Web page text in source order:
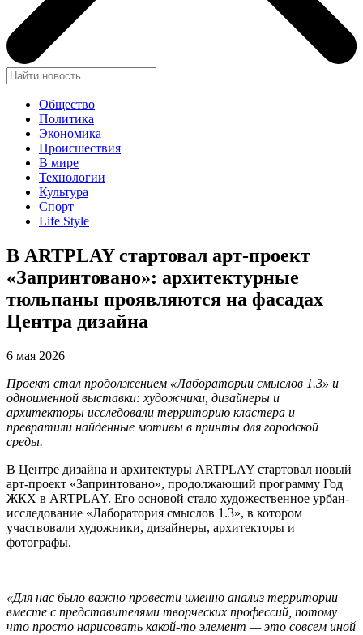
Общество
Политика
Экономика
Происшествия
В мире
Технологии
Культура
Спорт
Life Style
В ARTPLAY стартовал арт-проект
«Запринтовано»: архитектурные
тюльпаны проявляются на фасадах
Центра дизайна
6 мая 2026
Проект стал продолжением «Лаборатории смыслов 1.3» и
одноименной выставки: художники, дизайнеры и
архитекторы исследовали территорию кластера и
превратили найденные мотивы в принты для городской
среды.
В Центре дизайна и архитектуры ARTPLAY стартовал новый
арт-проект «Запринтовано», продолжающий программу Год
ЖКХ в ARTPLAY. Его основой стало художественное урбан-
исследование «Лаборатория смыслов 1.3», в котором
участвовали художники, дизайнеры, архитекторы и
фотографы.
«Для нас было важно провести именно анализ территории
вместе с представителями творческих профессий, потому
что просто нарисовать какой‑то элемент — это совсем иной